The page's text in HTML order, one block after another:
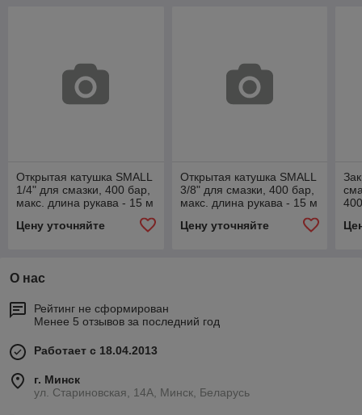
Открытая катушка SMALL
1/4" для смазки, 400 бар,
макс. длина рукава - 15 м
Цену уточняйте
Открытая катушка SMALL
3/8" для смазки, 400 бар,
макс. длина рукава - 15 м
Цену уточняйте
О нас
Рейтинг не сформирован
Менее 5 отзывов за последний год
Работает с 18.04.2013
г. Минск
ул. Стариновская, 14А, Минск, Беларусь